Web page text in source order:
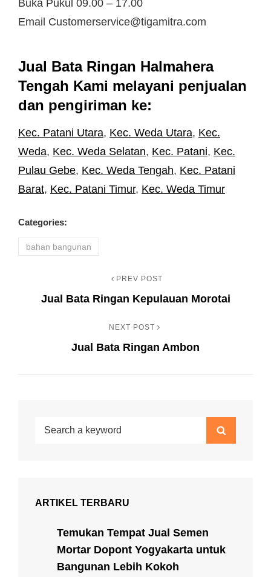
Buka Pukul 09.00 – 17.00
Email Customerservice@tigamitra.com
Jual Bata Ringan Halmahera
Tengah Kami melayani penjualan
dan pengiriman ke:
Kec. Patani Utara, Kec. Weda Utara, Kec.
Weda, Kec. Weda Selatan, Kec. Patani, Kec.
Pulau Gebe, Kec. Weda Tengah, Kec. Patani
Barat, Kec. Patani Timur, Kec. Weda Timur
Categories:
bahan bangunan
pos
PREV POST
Jual Bata Ringan Kepulauan Morotai
NEXT POST
Jual Bata Ringan Ambon
Search
ARTIKEL TERBARU
Temukan Tempat Jual Semen
Mortar Dopont Yogyakarta untuk
Bangunan Lebih Kokoh